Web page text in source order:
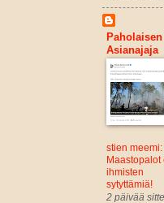
Paholaisen
Asianajaja
stien meemi:
Maastopalot
ihmisten
sytyttämiä!
2 päivää